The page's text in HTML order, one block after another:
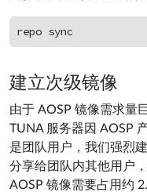
建立次级镜像
由于 AOSP 镜像需求量
TUNA 服务器因 AOSP
是团队用户，我们强烈
分享给团队内其他用户
AOSP 镜像需要占用约